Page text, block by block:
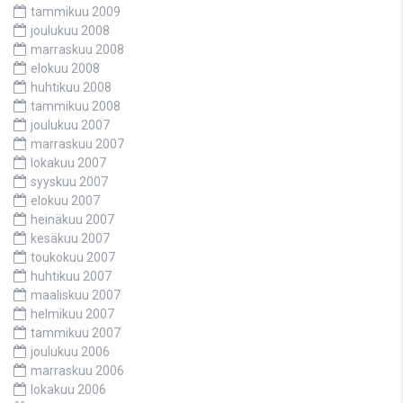
tammikuu 2009
joulukuu 2008
marraskuu 2008
elokuu 2008
huhtikuu 2008
tammikuu 2008
joulukuu 2007
marraskuu 2007
lokakuu 2007
syyskuu 2007
elokuu 2007
heinäkuu 2007
kesäkuu 2007
toukokuu 2007
huhtikuu 2007
maaliskuu 2007
helmikuu 2007
tammikuu 2007
joulukuu 2006
marraskuu 2006
lokakuu 2006